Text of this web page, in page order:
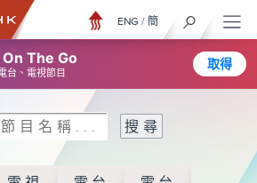
On The Go
台、電視節目
取得
ENG / 簡